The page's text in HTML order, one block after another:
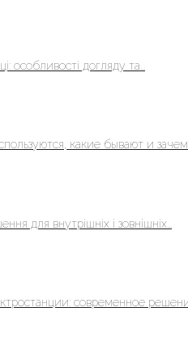
особливості догляду та...
какие бывают и
для внутрішніх і зовнішніх...
современное